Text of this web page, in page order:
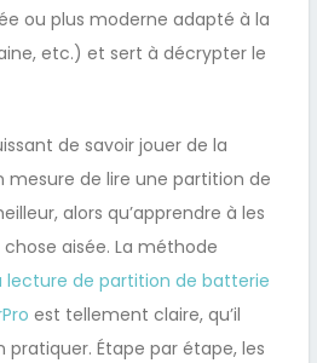
ou plus moderne adapté à la
etc.) et sert à décrypter le
de savoir jouer de la
de lire une partition de
alors qu’apprendre à les
chose aisée. La méthode
lecture de partition de batterie
est tellement claire, qu’il
pratiquer. Étape par étape, les